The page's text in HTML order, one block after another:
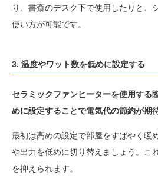
り、書斎のデスク下で使用したりと、
使い方が可能です。
3. 温度やワット数を低めに設定する
セラミックファンヒーターを使用する
めに設定することで電気代の節約が期
最初は高めの設定で部屋をすばやく暖
や出力を低めに切り替えましょう。こ
を抑えられます。